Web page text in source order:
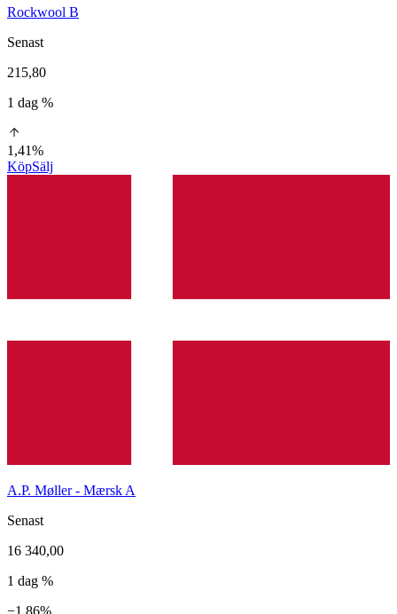
Rockwool B
Senast
215,80
1 dag %
1,41%
KöpSälj
A.P. Møller - Mærsk A
Senast
16 340,00
1 dag %
−1,86%